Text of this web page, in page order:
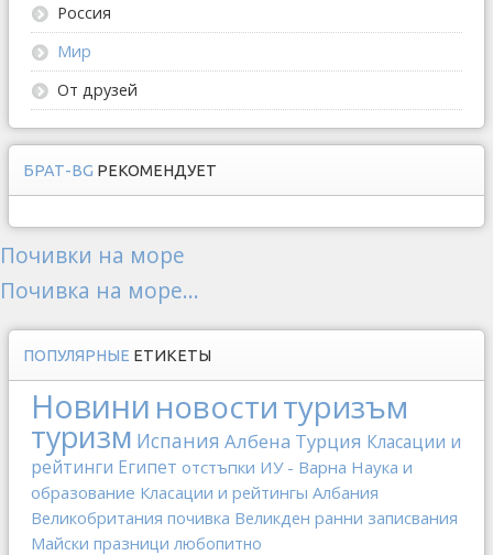
Россия
Мир
От друзей
БРАТ-BG РЕКОМЕНДУЕТ
Почивки на море
Почивка на море...
ПОПУЛЯРНЫЕ ЕТИКЕТЫ
Новини новоституризъм
туризм Испания Албена Турция Класации и
рейтинги Египет отстъпки ИУ - Варна Наука и
образование Класации и рейтингы Албания
Великобритания почивка Великден ранни записвания
Майски празници любопитно